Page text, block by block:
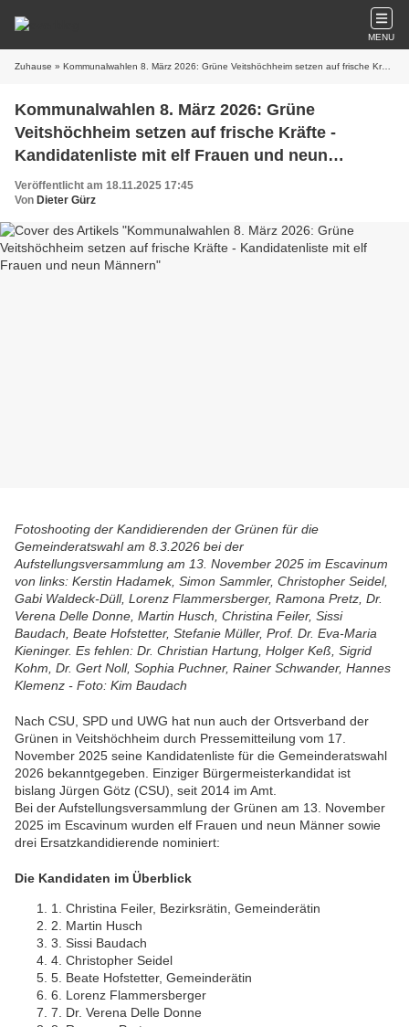
MENU
Zuhause » Kommunalwahlen 8. März 2026: Grüne Veitshöchheim setzen auf frische Kräfte - Kandidatenliste mit elf Frauen und neun Männern
Kommunalwahlen 8. März 2026: Grüne
Veitshöchheim setzen auf frische Kräfte -
Kandidatenliste mit elf Frauen und neun
Männern
Veröffentlicht am 18.11.2025 17:45
Von Dieter Gürz
Fotoshooting der Kandidierenden der Grünen für die
Gemeinderatswahl am 8.3.2026 bei der
Aufstellungsversammlung am 13. November 2025 im Escavinum
von links: Kerstin Hadamek, Simon Sammler, Christopher Seidel,
Gabi Waldeck-Düll, Lorenz Flammersberger, Ramona Pretz, Dr.
Verena Delle Donne, Martin Husch, Christina Feiler, Sissi
Baudach, Beate Hofstetter, Stefanie Müller, Prof. Dr. Eva-Maria
Kieninger. Es fehlen: Dr. Christian Hartung, Holger Keß, Sigrid
Kohm, Dr. Gert Noll, Sophia Puchner, Rainer Schwander, Hannes
Klemenz - Foto: Kim Baudach
Nach CSU, SPD und UWG hat nun auch der Ortsverband der
Grünen in Veitshöchheim durch Pressemitteilung vom 17.
November 2025 seine Kandidatenliste für die Gemeinderatswahl
2026 bekanntgegeben. Einziger Bürgermeisterkandidat ist
bislang Jürgen Götz (CSU), seit 2014 im Amt.
Bei der Aufstellungsversammlung der Grünen am 13. November
2025 im Escavinum wurden elf Frauen und neun Männer sowie
drei Ersatzkandidierende nominiert:
Die Kandidaten im Überblick
1. Christina Feiler, Bezirksrätin, Gemeinderätin
2. Martin Husch
3. Sissi Baudach
4. Christopher Seidel
5. Beate Hofstetter, Gemeinderätin
6. Lorenz Flammersberger
7. Dr. Verena Delle Donne